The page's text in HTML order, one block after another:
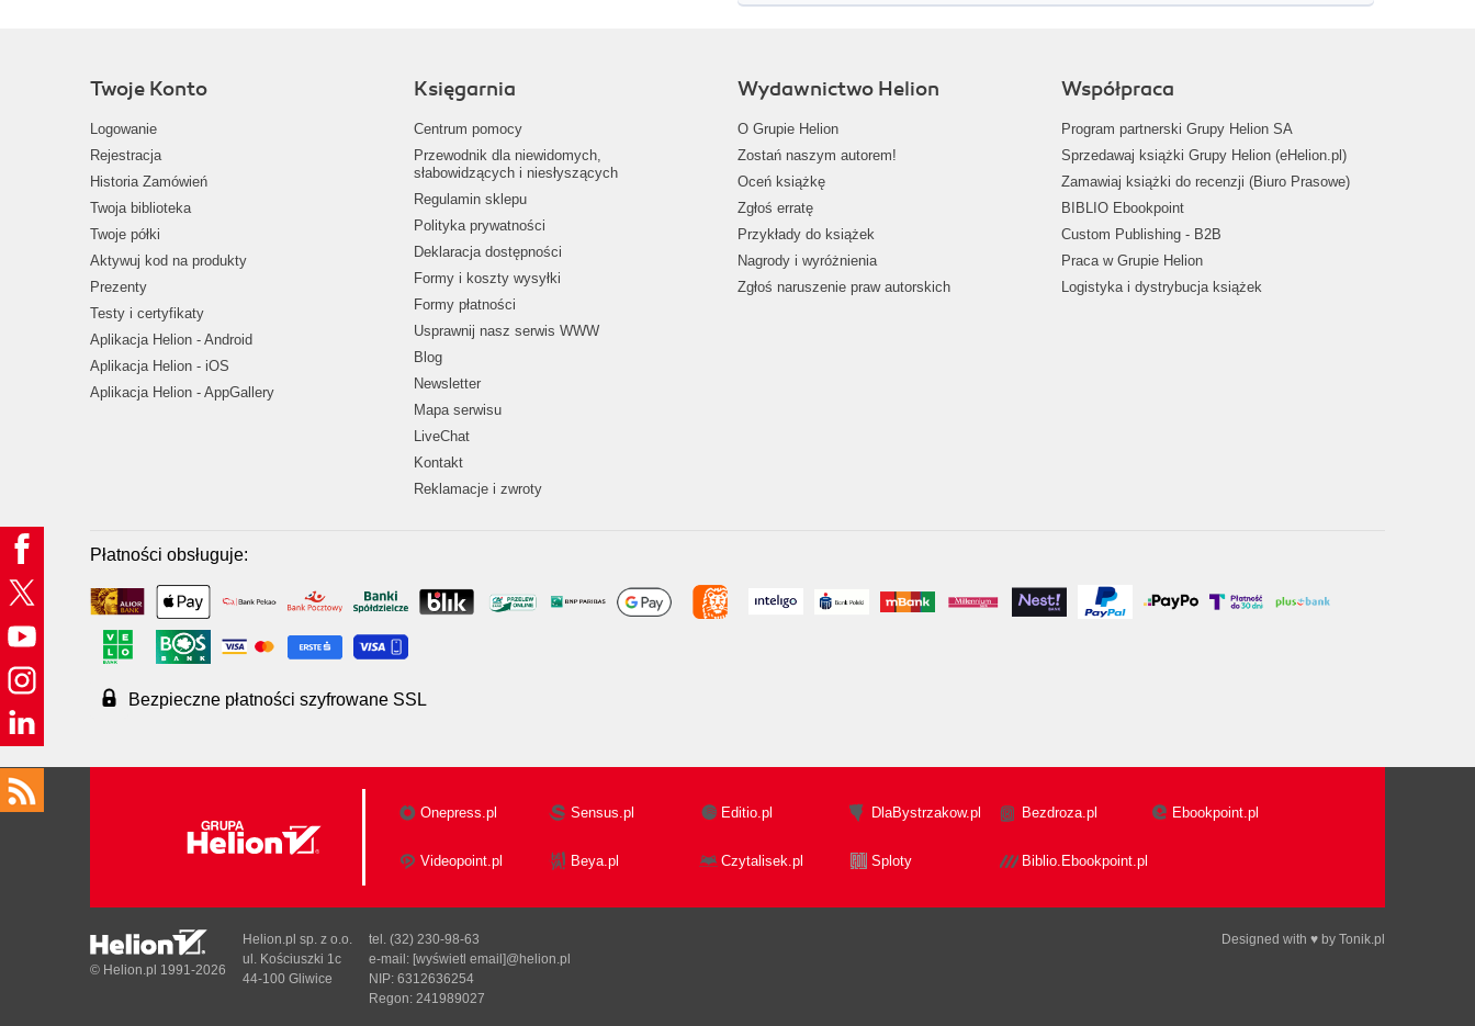
Twoje Konto
Logowanie
Rejestracja
Historia Zamówień
Twoja biblioteka
Twoje półki
Aktywuj kod na produkty
Prezenty
Testy i certyfikaty
Aplikacja Helion - Android
Aplikacja Helion - iOS
Aplikacja Helion - AppGallery
Księgarnia
Centrum pomocy
Przewodnik dla niewidomych,
słabowidzących i niesłyszących
Regulamin sklepu
Polityka prywatności
Deklaracja dostępności
Formy i koszty wysyłki
Formy płatności
Usprawnij nasz serwis WWW
Blog
Newsletter
Mapa serwisu
LiveChat
Kontakt
Reklamacje i zwroty
Wydawnictwo Helion
O Grupie Helion
Zostań naszym autorem!
Oceń książkę
Zgłoś erratę
Przykłady do książek
Nagrody i wyróżnienia
Zgłoś naruszenie praw autorskich
Współpraca
Program partnerski Grupy Helion SA
Sprzedawaj książki Grupy Helion (eHelion.pl)
Zamawiaj książki do recenzji (Biuro Prasowe)
BIBLIO Ebookpoint
Custom Publishing - B2B
Praca w Grupie Helion
Logistyka i dystrybucja książek
Płatności obsługuje:
Bezpieczne płatności szyfrowane SSL
Onepress.pl Sensus.pl Editio.pl DlaBystrzakow.pl Bezdroza.pl Ebookpoint.pl
Videopoint.pl Beya.pl Czytalisek.pl Sploty Biblio.Ebookpoint.pl
Designed with ♥ by Tonik.pl
© Helion.pl 1991-2026
Helion.pl sp. z o.o.
ul. Kościuszki 1c
44-100 Gliwice
tel. (32) 230-98-63
e-mail: [wyświetl email]@helion.pl
NIP: 6312636254
Regon: 241989027